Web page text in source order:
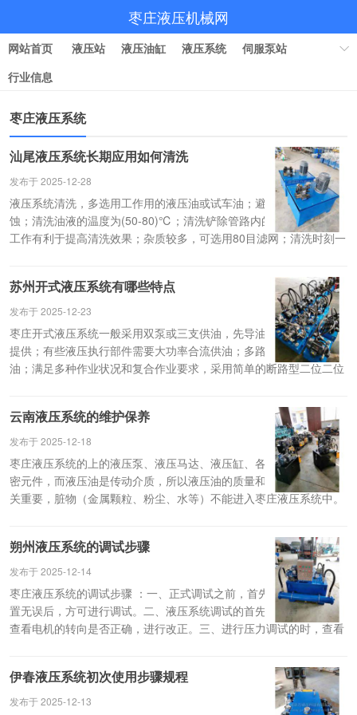
枣庄液压机械网
网站首页 液压站 液压油缸 液压系统
伺服泵站
行业信息
枣庄液压系统
汕尾液压系统长期应用如何清洗
发布于 2025-12-28
液压系统清洗，多选用工作用的液压油或试车油；避免液压元件受腐
蚀；清洗油液的温度为(50-80)℃；清洗铲除管路内的附着物；间歇
工作有利于提高清洗效果；杂质较多，可选用80目滤网；清洗时刻一
苏州开式液压系统有哪些特点
发布于 2025-12-23
枣庄开式液压系统一般采用双泵或三支供油，先导油由单独的先导泵
提供；有些液压执行部件需要大功率合流供油；多路阀经常分块供
油；满足多种作业状况和复合作业要求，采用简单的断路型二位二位
云南液压系统的维护保养
发布于 2025-12-18
枣庄液压系统的上的液压泵、液压马达、液压缸、各种液压阀都是精
密元件，而液压油是传动介质，所以液压油的质量和液压油的清洁至
关重要，脏物（金属颗粒、粉尘、水等）不能进入枣庄液压系统中。
起密封垫片漏油；高温会使油的黏度和润滑性能下降。
朔州液压系统的调试步骤
发布于 2025-12-14
枣庄液压系统的调试步骤 ：一、正式调试之前，首先确认整个系统装
置无误后，方可进行调试。二、液压系统调试的首先阶段是空运转，
查看电机的转向是否正确，进行改正。三、进行压力调试的时，查看
问题之后，发动电机带动泵运转；调理变幅油缸的速度使之到达合适
的要求。
伊春液压系统初次使用步骤规程
发布于 2025-12-13